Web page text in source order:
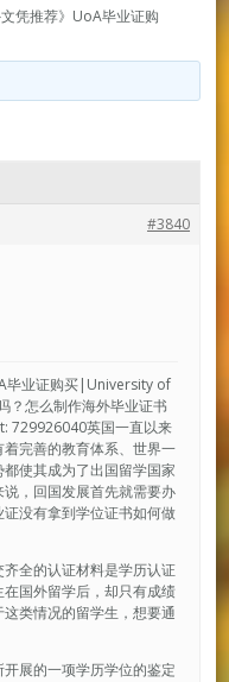
文凭推荐》UoA毕业证购
#3840
毕业证购买|University of
？怎么制作海外毕业证书
729926040英国一直以来
完善的教育体系、世界一
使其成为了出国留学国家
，回国发展首先就需要办
没有拿到学位证书如何做
全的认证材料是学历认证
国外留学后，却只有成绩
类情况的留学生，想要通
展的一项学历学位的鉴定